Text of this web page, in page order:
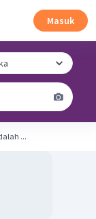
Masuk
...